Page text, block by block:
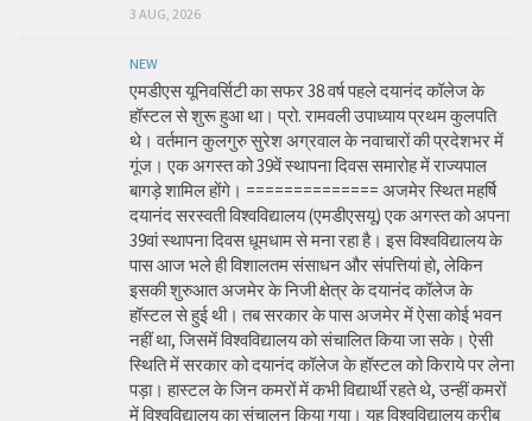
3 AUG, 2026
NEW
एमडीएस यूनिवर्सिटी का सफर 38 वर्ष पहले दयानंद कॉलेज के
हॉस्टल से शुरू हुआ था। प्रो. रामवली उपाध्याय प्रथम कुलपति
थे। वर्तमान कुलगुरु सुरेश अग्रवाल के नवाचारों की प्रदेशभर में
गूंज। एक अगस्त को 39वें स्थापना दिवस समारोह में राज्यपाल
बागड़े शामिल होंगे। ============== अजमेर स्थित महर्षि
दयानंद सरस्वती विश्वविद्यालय (एमडीएसयू) एक अगस्त को अपना
39वां स्थापना दिवस धूमधाम से मना रहा है। इस विश्वविद्यालय के
पास आज भले ही विशालतम संसाधन और संपत्तियां हो, लेकिन
इसकी शुरुआत अजमेर के निजी क्षेत्र के दयानंद कॉलेज के
हॉस्टल से हुई थी। तब सरकार के पास अजमेर में ऐसा कोई भवन
नहीं था, जिसमें विश्वविद्यालय को संचालित किया जा सके। ऐसी
स्थिति में सरकार को दयानंद कॉलेज के हॉस्टल को किराये पर लेना
पड़ा। हास्टल के जिन कमरों में कभी विद्यार्थी रहते थे, उन्हीं कमरों
में विश्वविद्यालय का संचालन किया गया। यह विश्वविद्यालय करीब